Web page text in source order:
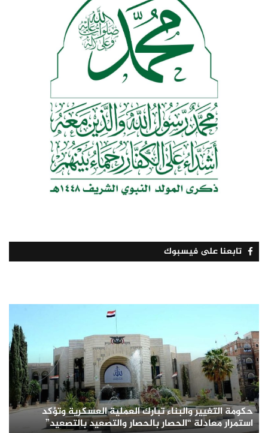
تابعنا على فيسبوك
حكومة التغيير والبناء تبارك العملية العسكرية وتؤكد
استمرار معادلة “الحصار بالحصار والتصعيد بالتصعيد”